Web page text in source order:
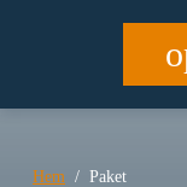
Hem Paket